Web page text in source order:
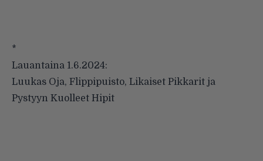
*
Lauantaina 1.6.2024:
Luukas Oja, Flippipuisto, Likaiset Pikkarit ja
Pystyyn Kuolleet Hipit